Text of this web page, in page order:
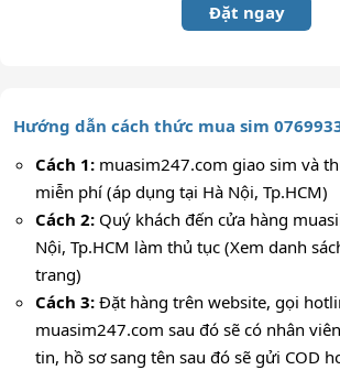
Đặt ngay
Hướng dẫn cách thức mua sim
Cách 1: muasim247.com giao sim và
miễn phí (áp dụng tại Hà Nội, Tp.HCM)
Cách 2: Quý khách đến cửa hàng
Nội, Tp.HCM làm thủ tục (Xem danh
trang)
Cách 3: Đặt hàng trên website, gọi
muasim247.com sau đó sẽ có nhân
tin, hồ sơ sang tên sau đó sẽ gửi COD